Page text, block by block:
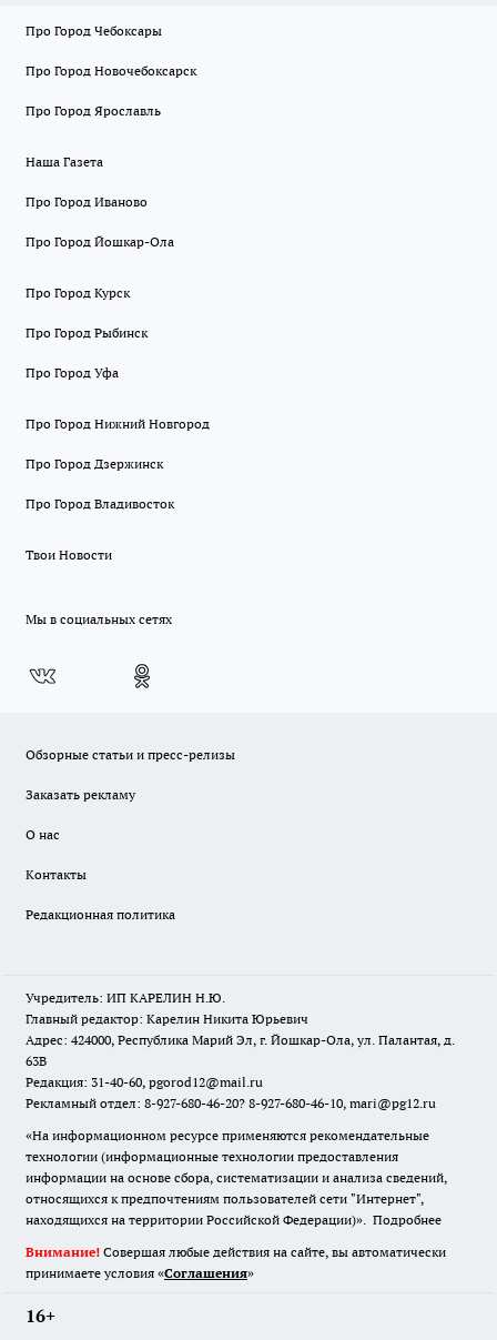
Про Город Чебоксары
Про Город Новочебоксарск
Про Город Ярославль
Наша Газета
Про Город Иваново
Про Город Йошкар-Ола
Про Город Курск
Про Город Рыбинск
Про Город Уфа
Про Город Нижний Новгород
Про Город Дзержинск
Про Город Владивосток
Твои Новости
Мы в социальных сетях
Обзорные статьи и пресс-релизы
Заказать рекламу
О нас
Контакты
Редакционная политика
Учредитель: ИП КАРЕЛИН Н.Ю.
Главный редактор: Карелин Никита Юрьевич
Адрес: 424000, Республика Марий Эл, г. Йошкар-Ола, ул. Палантая, д.
63В
Редакция: 31-40-60, pgorod12@mail.ru
Рекламный отдел: 8-927-680-46-20? 8-927-680-46-10, mari@pg12.ru
«На информационном ресурсе применяются рекомендательные
технологии (информационные технологии предоставления
информации на основе сбора, систематизации и анализа сведений,
относящихся к предпочтениям пользователей сети "Интернет",
находящихся на территории Российской Федерации)». Подробнее
Внимание! Совершая любые действия на сайте, вы автоматически
принимаете условия «Cоглашения»
16+